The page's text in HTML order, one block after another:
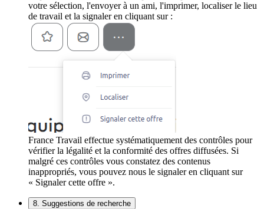
votre sélection, l'envoyer à un ami, l'imprimer, localiser le lieu
de travail et la signaler en cliquant sur :
France Travail effectue systématiquement des contrôles pour
vérifier la légalité et la conformité des offres diffusées. Si
malgré ces contrôles vous constatez des contenus
inappropriés, vous pouvez nous le signaler en cliquant sur
« Signaler cette offre ».
8. Suggestions de recherche